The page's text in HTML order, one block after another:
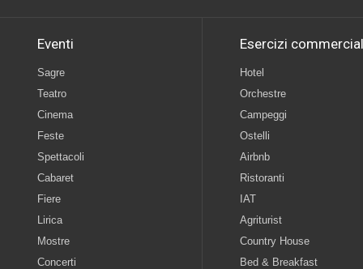
Eventi
Sagre
Teatro
Cinema
Feste
Spettacoli
Cabaret
Fiere
Lirica
Mostre
Concerti
Esercizi
Hotel
Orchestre
Campeggi
Ostelli
Airbnb
Ristoranti
IAT
Agriturist
Country House
Bed & Breakfast